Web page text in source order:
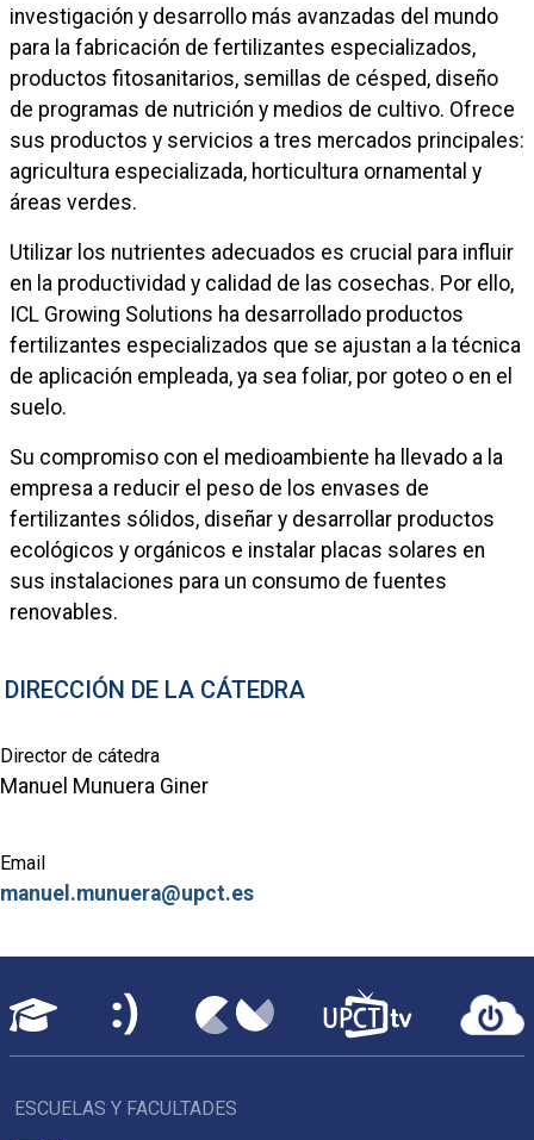
investigación y desarrollo más avanzadas del mundo
para la fabricación de fertilizantes especializados,
productos fitosanitarios, semillas de césped, diseño
de programas de nutrición y medios de cultivo. Ofrece
sus productos y servicios a tres mercados principales:
agricultura especializada, horticultura ornamental y
áreas verdes.
Utilizar los nutrientes adecuados es crucial para influir
en la productividad y calidad de las cosechas. Por ello,
ICL Growing Solutions ha desarrollado productos
fertilizantes especializados que se ajustan a la técnica
de aplicación empleada, ya sea foliar, por goteo o en el
suelo.
Su compromiso con el medioambiente ha llevado a la
empresa a reducir el peso de los envases de
fertilizantes sólidos, diseñar y desarrollar productos
ecológicos y orgánicos e instalar placas solares en
sus instalaciones para un consumo de fuentes
renovables.
DIRECCIÓN DE LA CÁTEDRA
Director de cátedra
Manuel Munuera Giner
Email
manuel.munuera@upct.es
ESCUELAS Y FACULTADES